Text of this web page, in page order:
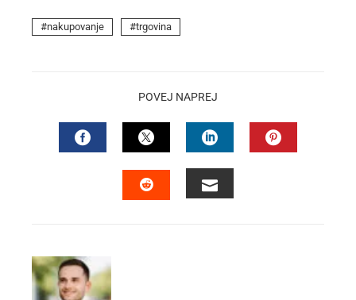
nakupovanje trgovina
POVEJ NAPREJ
FACEBOOKTWITTERLINKEDIN